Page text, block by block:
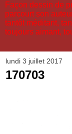
Façon dessin de
parcourt son
tantôt méditant,
toujours aimant,
lundi 3 juillet 2017
170703